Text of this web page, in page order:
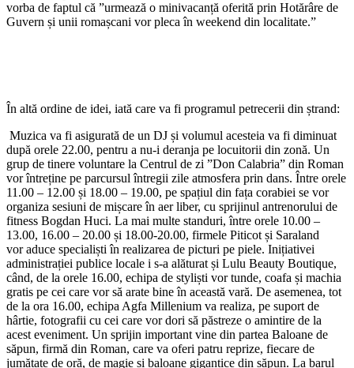
vorba de faptul că ”urmează o minivacanță oferită prin Hotărâre de
Guvern și unii romașcani vor pleca în weekend din localitate.”
În altă ordine de idei, iată care va fi programul petrecerii din ștrand:
Muzica va fi asigurată de un DJ și volumul acesteia va fi diminuat
după orele 22.00, pentru a nu-i deranja pe locuitorii din zonă. Un
grup de tinere voluntare la Centrul de zi ”Don Calabria” din Roman
vor întreține pe parcursul întregii zile atmosfera prin dans. Între orele
11.00 – 12.00 și 18.00 – 19.00, pe spațiul din fața corabiei se vor
organiza sesiuni de mișcare în aer liber, cu sprijinul antrenorului de
fitness Bogdan Huci. La mai multe standuri, între orele 10.00 –
13.00, 16.00 – 20.00 și 18.00-20.00, firmele Piticot și Saraland
vor aduce specialiști în realizarea de picturi pe piele. Inițiativei
administrației publice locale i s-a alăturat și Lulu Beauty Boutique,
când, de la orele 16.00, echipa de styliști vor tunde, coafa și machia
gratis pe cei care vor să arate bine în această vară. De asemenea, tot
de la ora 16.00, echipa Agfa Millenium va realiza, pe suport de
hârtie, fotografii cu cei care vor dori să păstreze o amintire de la
acest eveniment. Un sprijin important vine din partea Baloane de
săpun, firmă din Roman, care va oferi patru reprize, fiecare de
jumătate de oră, de magie și baloane gigantice din săpun. La barul